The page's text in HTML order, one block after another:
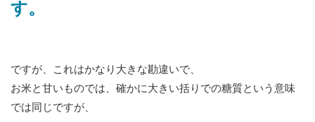
す。
ですが、これはかなり大きな勘違いで、
お米と甘いものでは、確かに大きい括りでの糖質という意味
では同じですが、